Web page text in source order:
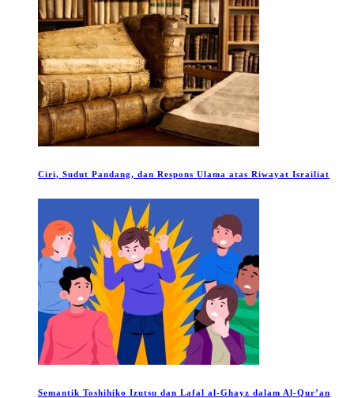
Ciri, Sudut Pandang, dan Respons Ulama atas Riwayat Israiliat
Semantik Toshihiko Izutsu dan Lafal al-Ghayz dalam Al-Qur’an